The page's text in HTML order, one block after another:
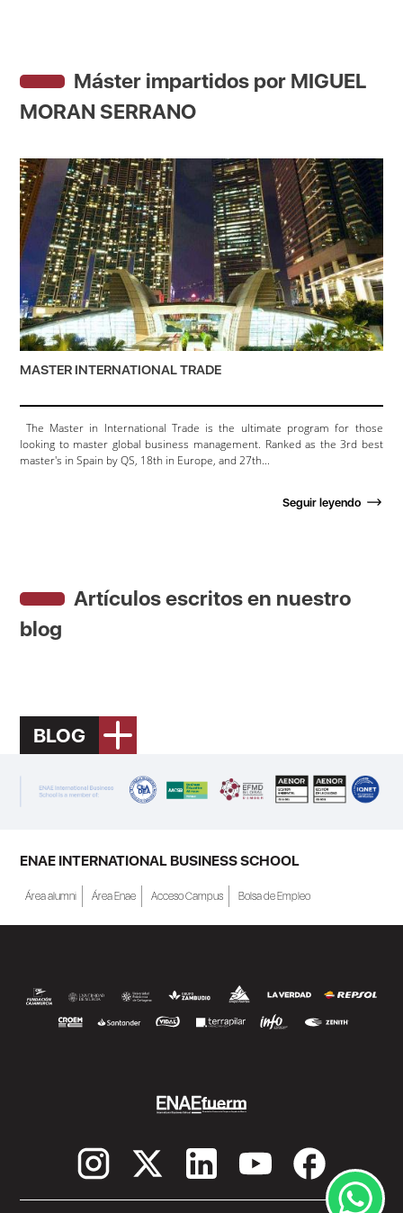
Máster impartidos por MIGUEL
MORAN SERRANO
MASTER INTERNATIONAL TRADE
The Master in International Trade is the ultimate program for those
looking to master global business management. Ranked as the 3rd best
master's in Spain by QS, 18th in Europe, and 27th...
Seguir leyendo
Artículos escritos en nuestro
blog
BLOG
ENAE INTERNATIONAL BUSINESS SCHOOL
Área alumni Área Enae Acceso Campus Bolsa de Empleo